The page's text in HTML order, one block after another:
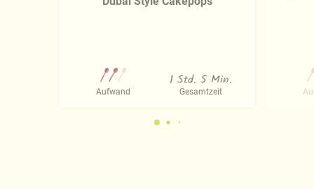
Aufwand
1 Std. 5 Min.
Gesamtzeit